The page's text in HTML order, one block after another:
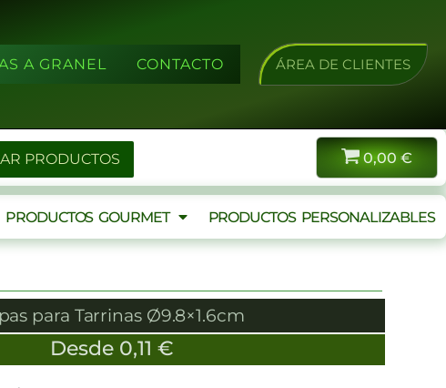
A GRANEL CONTACTO ÁREA DE CLIENTES
PRODUCTOS 0,00 €
PRODUCTOS GOURMET PRODUCTOS PERSONALIZABLES
para Tarrinas Ø9.8×1.6cm
Desde 0,11 €